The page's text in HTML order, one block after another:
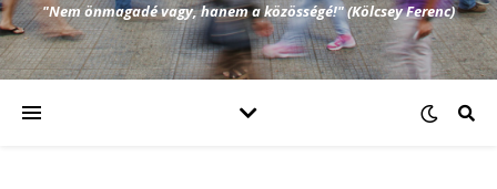
"Nem önmagadé vagy, hanem a közösségé!" (Kölcsey Ferenc)